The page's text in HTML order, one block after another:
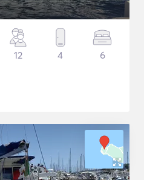
12 4 6